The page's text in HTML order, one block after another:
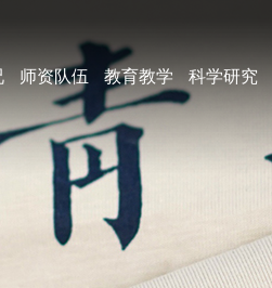
师资队伍 教育教学 科学研究